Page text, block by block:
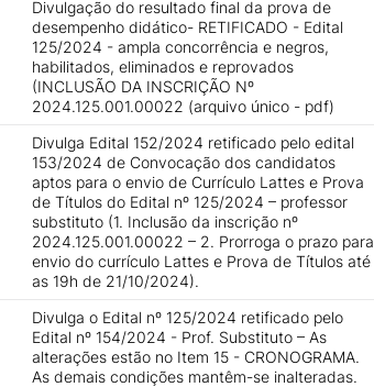
Divulgação do resultado final da prova de
desempenho didático- RETIFICADO - Edital
125/2024 - ampla concorrência e negros,
habilitados, eliminados e reprovados
(INCLUSÃO DA INSCRIÇÃO Nº
2024.125.001.00022 (arquivo único - pdf)
Divulga Edital 152/2024 retificado pelo edital
153/2024 de Convocação dos candidatos
aptos para o envio de Currículo Lattes e Prova
de Títulos do Edital nº 125/2024 – professor
substituto (1. Inclusão da inscrição nº
2024.125.001.00022 – 2. Prorroga o prazo para
envio do currículo Lattes e Prova de Títulos até
as 19h de 21/10/2024).
Divulga o Edital nº 125/2024 retificado pelo
Edital nº 154/2024 - Prof. Substituto – As
alterações estão no Item 15 - CRONOGRAMA.
As demais condições mantêm-se inalteradas.